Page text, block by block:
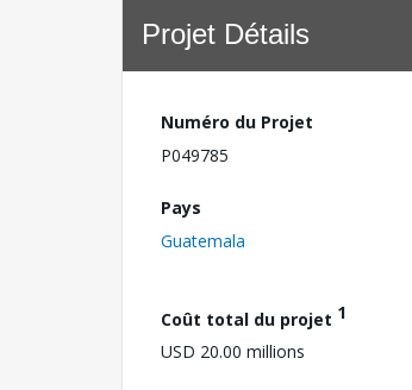
Projet Détails
Numéro du Projet
P049785
Pays
Guatemala
Coût total du projet 1
USD 20.00 millions